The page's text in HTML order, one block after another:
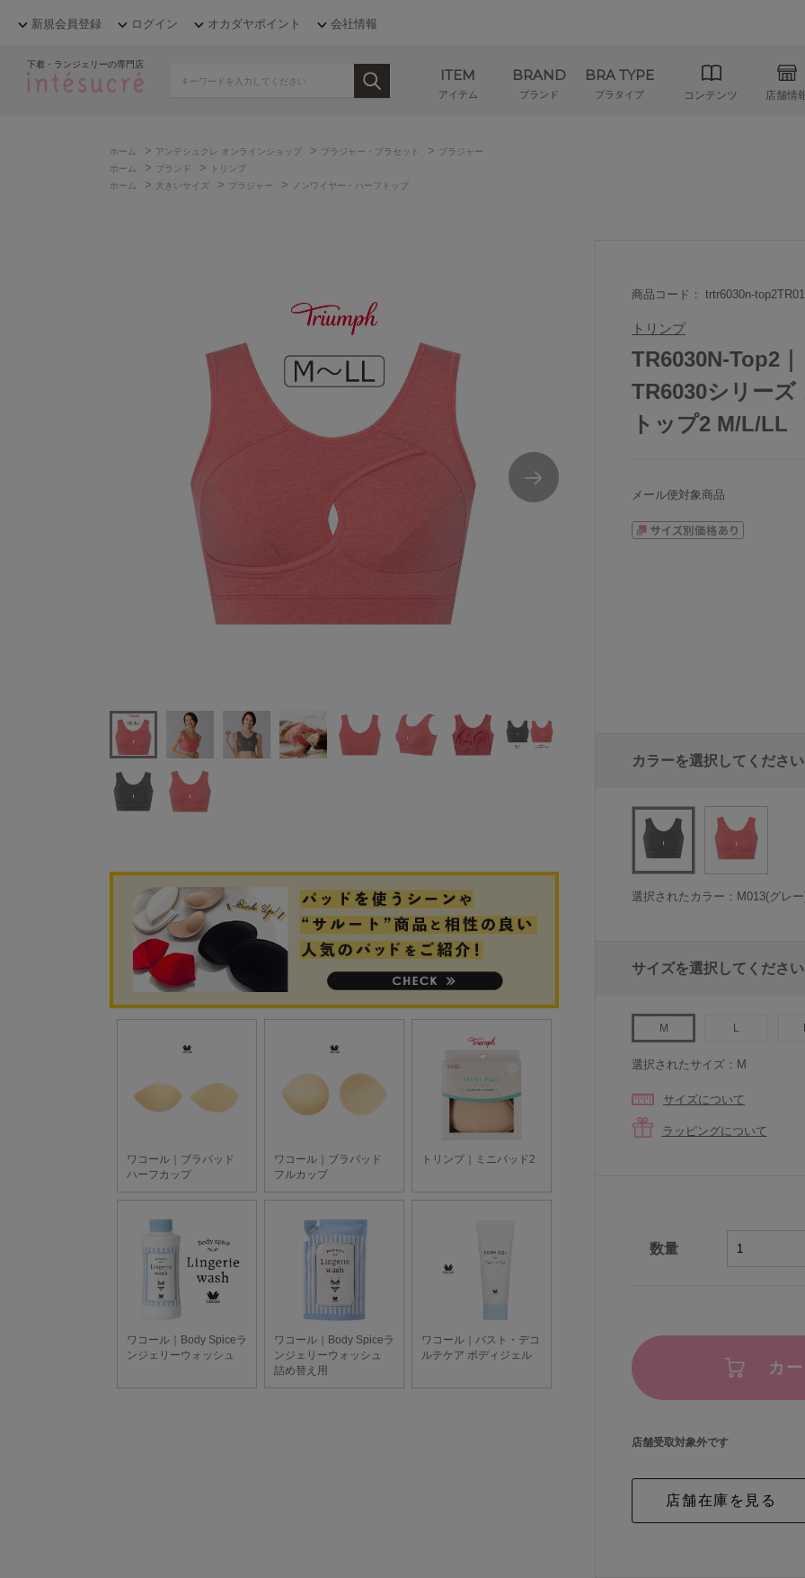
新規会員登録 ログイン オカダヤポイント 会社情報
下着・ランジェリーの専門店
ITEM
アイテム
BRAND
ブランド
BRA TYPE
ブラタイプ コンテンツ 店舗情
ホーム > アンテシュクレ オンラインショップ > ブラジャー・ブラセット > ブラジャー
ホーム
> ブランド >
トリンプ
ホーム
> 大きいサイズ > ブラジャー > ノンワイヤー・ハーフトップ
商品コード： trtr6030n-
トリンプ
TR6030N-Top2
TR6030シリー
トップ2 M/L/LL
メール便対象商品
カラーを選択してください
選択されたカラー：M013(グレ
サイズを選択してください
M L
選択されたサイズ：M
サイズについて
ラッピングについて
数量
カ
店舗受取対象外です